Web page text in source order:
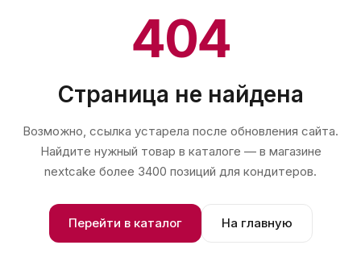
404
Страница не найдена
Возможно, ссылка устарела после обновления сайта.
Найдите нужный товар в каталоге — в магазине
nextcake более 3400 позиций для кондитеров.
Перейти в каталог На главную